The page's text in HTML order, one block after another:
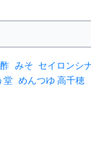
みそ セイロンシ
堂 めんつゆ 高千穂